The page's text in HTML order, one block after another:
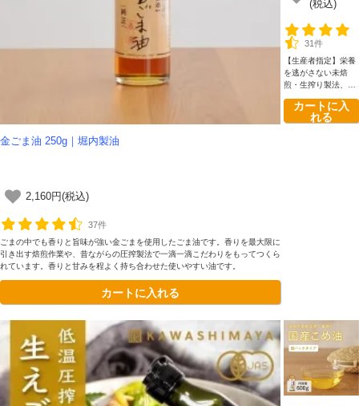
金ごま油 250g｜堀内製油
2,160円(税込)
37件
ごまの中でも香りと旨味が強い金ごまを使用したごま油です。香りを最大限に
引き出す焙煎作業や、昔ながらの圧搾製法で一滴一滴こだわりをもってつくら
れています。香りと甘みを程よく持ち合わせた使いやすい油です。
カートに入れる
純国産油 - 未焙
煎・生搾り・コ
ールドプレス製
法｜有機JAS認
定
(税込)
31件
【生産者指定】栄養
を逃がさない未焙
煎・生搾り製法、鮮
ったプレミアムな純
国産えごま油です。
カートに入
れる